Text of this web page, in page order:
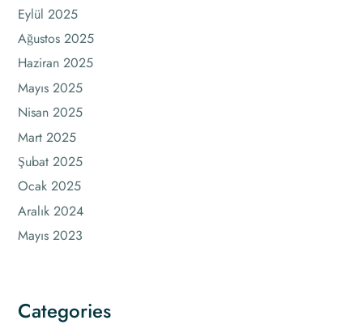
Eylül 2025
Ağustos 2025
Haziran 2025
Mayıs 2025
Nisan 2025
Mart 2025
Şubat 2025
Ocak 2025
Aralık 2024
Mayıs 2023
Categories